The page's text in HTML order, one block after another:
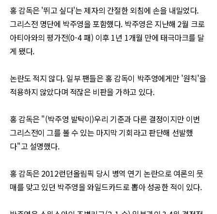
홍 감독은 '뛰고 싶다'는 제자의 간절한 외침에 손을 내밀었다.
그리스전 명단에 박주영을 포함했다. 박주영은 지난해 2월 크로
아티아와의 평가전(0-4패) 이후 1년 1개월 만에 태극마크를 달
게 됐다.
논란도 적지 않다. 일부 팬들은 홍 감독이 박주영에게만 '원칙'을
적용하지 않았다며 적잖은 비판을 가하고 있다.
홍 감독은 "(박주영 발탁이)우리 기준과 다른 결정이지만 이번
그리스전이 그를 볼 수 있는 마지막 기회라고 판단해 선발했
다"고 설명했다.
홍 감독은 2012런던올림픽 당시 병역 연기 논란으로 여론의 뭇
매를 맞고 있던 박주영을 와일드카드로 뽑아 성공한 적이 있다.